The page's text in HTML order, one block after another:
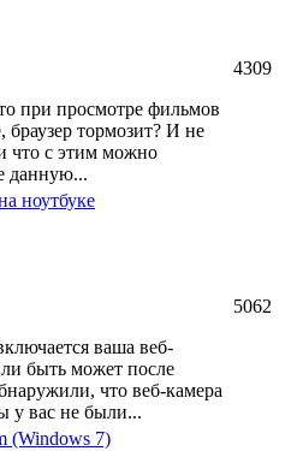
при просмотре фильмов
браузер тормозит? И не
что с этим можно
данную...
4309
ноутбуке
ваша веб-
быть может после
что веб-камера
у вас не были...
5062
(Windows 7)